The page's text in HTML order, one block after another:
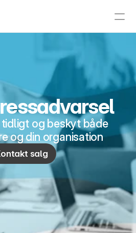
og beskyt både
og din organisation
salg